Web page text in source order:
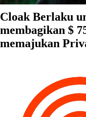
Cloak Berlaku
membagikan $
memajukan